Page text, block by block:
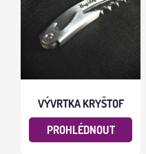
VÝVRTKA KRYŠTOF
PROHLÉDNOUT